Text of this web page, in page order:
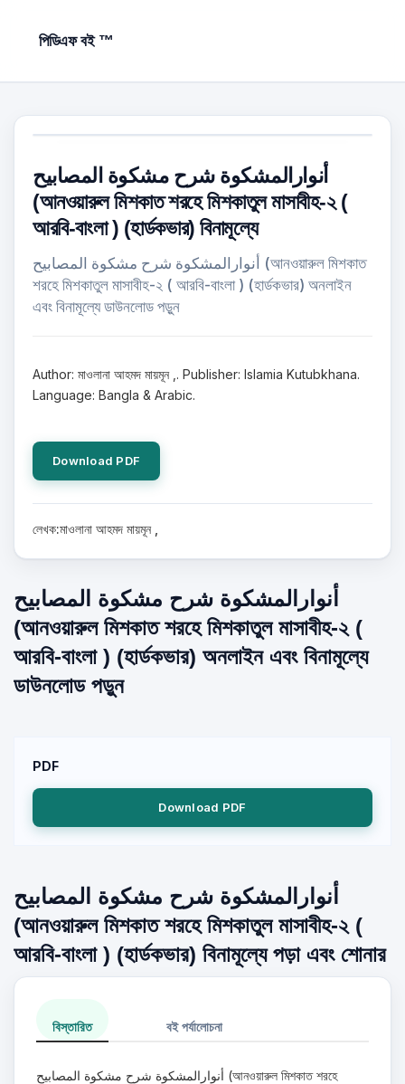
পিডিএফ বই ™
أنوارالمشكوة شرح مشكوة المصابيح
(আনওয়ারুল ‍মিশকাত শরহে মিশকাতুল মাসাবীহ-২ (
আরবি-বাংলা ) (হার্ডকভার) বিনামূল্যে
أنوارالمشكوة شرح مشكوة المصابيح (আনওয়ারুল ‍মিশকাত
শরহে মিশকাতুল মাসাবীহ-২ ( আরবি-বাংলা ) (হার্ডকভার) অনলাইন
এবং বিনামূল্যে ডাউনলোড পড়ুন
Author: মাওলানা আহমদ মায়মূন ,. Publisher: Islamia Kutubkhana.
Language: Bangla & Arabic.
Download PDF
লেখক:মাওলানা আহমদ মায়মূন ,
أنوارالمشكوة شرح مشكوة المصابيح
(আনওয়ারুল ‍মিশকাত শরহে মিশকাতুল মাসাবীহ-২ (
আরবি-বাংলা ) (হার্ডকভার) অনলাইন এবং বিনামূল্যে
ডাউনলোড পড়ুন
PDF
Download PDF
أنوارالمشكوة شرح مشكوة المصابيح
(আনওয়ারুল ‍মিশকাত শরহে মিশকাতুল মাসাবীহ-২ (
আরবি-বাংলা ) (হার্ডকভার) বিনামূল্যে পড়া এবং শোনার
বিস্তারিত বই পর্যালোচনা
أنوارالمشكوة شرح مشكوة المصابيح (আনওয়ারুল ‍মিশকাত শরহে